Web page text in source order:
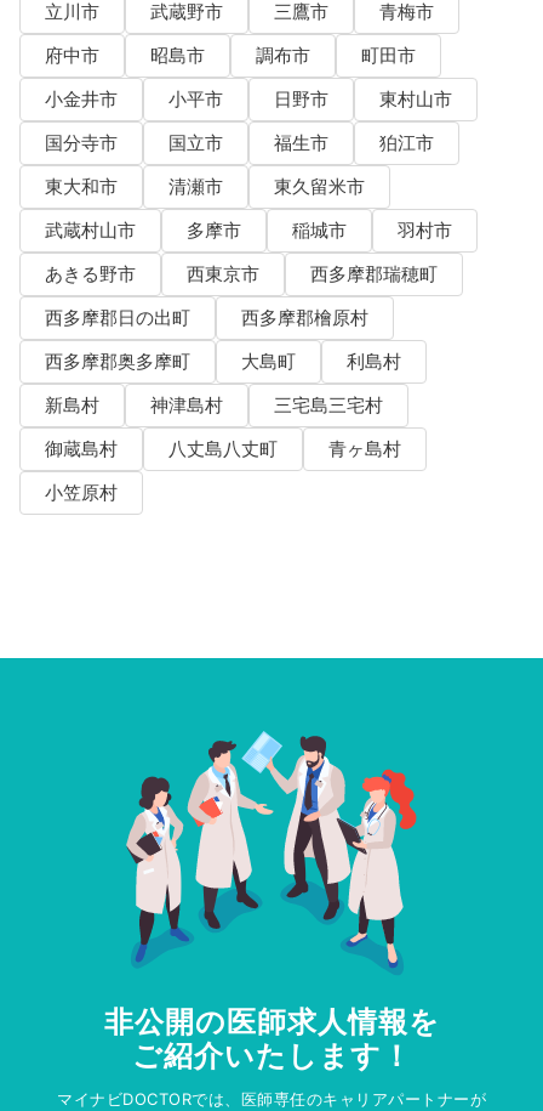
立川市
武蔵野市 三鷹市
青梅市
府中市
昭島市 調布市
町田市
小金井市
小平市 日野市
東村山市
国分寺市
国立市 福生市
狛江市
東大和市
清瀬市
東久留米市
武蔵村山市
多摩市 稲城市
羽村市
あきる野市
西東京市
西多摩郡瑞穂町
西多摩郡日の出町
西多摩郡檜原村
西多摩郡奥多摩町
大島町
利島村
新島村
神津島村
三宅島三宅村
御蔵島村
八丈島八丈町
青ヶ島村
小笠原村
非公開の医師求人情報を
ご紹介いたします！
マイナビDOCTORでは、医師専任のキャリアパートナーが